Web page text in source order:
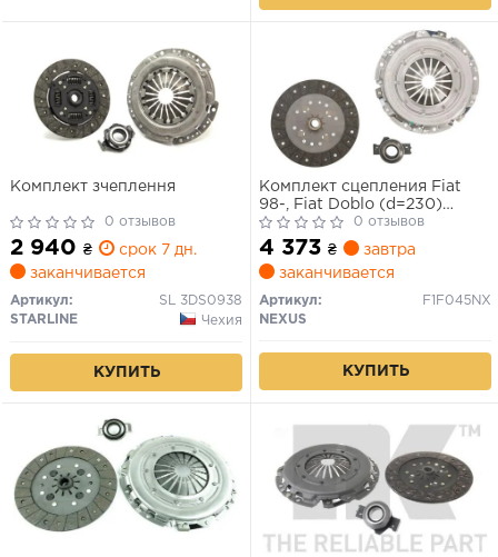
Комплект зчеплення
0 отзывов
2 940 ₴
срок 7 дн.
заканчивается
Артикул:
SL 3DS0938
STARLINE
Чехия
КУПИТЬ
Комплект сцепления Fiat
98-, Fiat Doblo (d=230)
1.9JTD 00-
0 отзывов
4 373 ₴
завтра
заканчивается
Артикул:
F1F045NX
NEXUS
КУПИТЬ